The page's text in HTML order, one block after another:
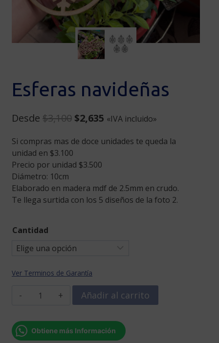
Esferas navideñas
Desde $3,100 Original
was:
$3,100.
$2,635 Current
is:
«IVA incluido»
Si compras mas de doce unidades te queda la
unidad en $3.100
Precio por unidad $3.500
Diámetro: 10cm
Elaborado en madera mdf de 2.5mm en crudo.
Te llega surtida con los 5 diseños de la foto 2.
Cantidad
Ver Terminos de Garantía
Esferas
Añadir al carrito
Obtiene más Información